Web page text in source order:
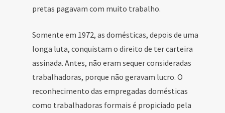
pretas pagavam com muito trabalho.
Somente em 1972, as domésticas, depois de uma
longa luta, conquistam o direito de ter carteira
assinada. Antes, não eram sequer consideradas
trabalhadoras, porque não geravam lucro. O
reconhecimento das empregadas domésticas
como trabalhadoras formais é propiciado pela